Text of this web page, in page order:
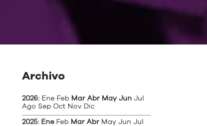
Archivo
2026: Ene Feb Mar Abr May Jun Jul
Ago Sep Oct Nov Dic
2025: Ene Feb Mar Abr May Jun Jul